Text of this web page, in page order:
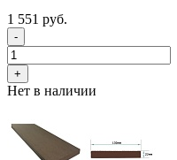
1 551 руб.
-
+
Нет в наличии